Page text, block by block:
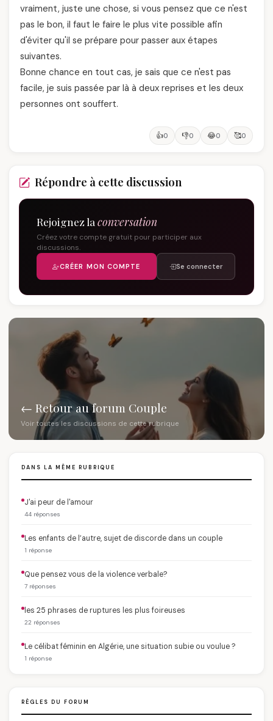
vraiment, juste une chose, si vous pensez que ce n'est
pas le bon, il faut le faire le plus vite possible afin
d'éviter qu'il se prépare pour passer aux étapes
suivantes.
Bonne chance en tout cas, je sais que ce n'est pas
facile, je suis passée par là à deux reprises et les deux
personnes ont souffert.
👍0 👎0 😂0 🥰0
Répondre à cette discussion
Rejoignez la conversation
Créez votre compte gratuit pour participer aux
discussions.
CRÉER MON COMPTE Se connecter
← Retour au forum Couple
Voir toutes les discussions de cette rubrique
DANS LA MÊME RUBRIQUE
J'ai peur de l'amour
44 réponses
Les enfants de l’autre, sujet de discorde dans un couple
1 réponse
Que pensez vous de la violence verbale?
7 réponses
les 25 phrases de ruptures les plus foireuses
22 réponses
Le célibat féminin en Algérie, une situation subie ou voulue ?
1 réponse
RÈGLES DU FORUM